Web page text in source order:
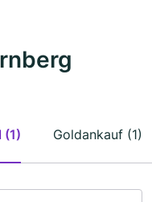
(1) Goldankauf (1)